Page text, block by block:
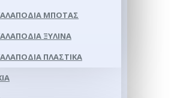
ΜΠΌΤΑΣ
ΞΎΛΙΝΑ
ΠΛΑΣΤΙΚΆ